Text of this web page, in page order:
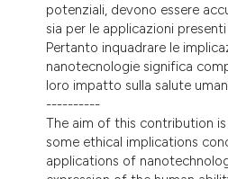
potenziali, devono essere
sia per le applicazioni
Pertanto inquadrare le
nanotecnologie significa
loro impatto sulla salute
----------
The aim of this contribution
some ethical implications
applications of